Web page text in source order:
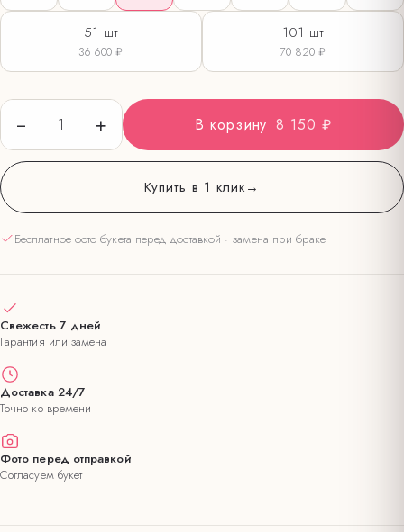
51 шт
36 600 ₽
101 шт
70 820 ₽
− 1 + В корзину 8 150 ₽
Купить в 1 клик→
Бесплатное фото букета перед доставкой · замена при браке
Свежесть 7 дней
Гарантия или замена
Доставка 24/7
Точно ко времени
Фото перед отправкой
Согласуем букет